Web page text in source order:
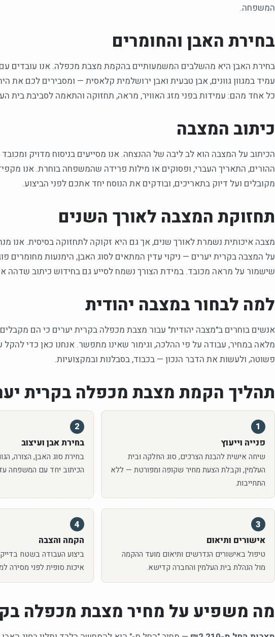
המשפחה.
בחירת האבן והחומרים
בחירת האבן היא מהשלבים המשמעותיים בהקמת מצבת מכפלה. אנו עובדים עם
עמיד במגוון גוונים, אבן טבעית ואבן ירושלמית קלאסית — ומסבירים לכם את
כל אחד מהם: עמידות בפני מזג האוויר, מראה, תחזוקה והתאמה לסביבת בית
כיתוב המצבה
הכיתוב על המצבה הוא לב ליבה של ההנצחה. אנו מסייעים בניסוח מדויק
ההורים, התאריך העברי, ופסוקים או מילות פרידה שהמשפחה בוחרת. אנו
מקובלים ועל דיוק בתאריכים, ובודקים את הנוסח יחד אתכם לפני הביצוע.
תחזוקת המצבה לאורך השנים
מצבה איכותית נשמרת לאורך שנים, אך גם היא זקוקה לתחזוקה בסיסית. אנו
על המצבה בקרית יערים — ניקוי עדין המתאים לסוג האבן, הימנעות מחומרים
שישמור על מראה מכובד. במידת הצורך נשמח לסייע גם בחידוש כיתוב שדהה
למה לבחור במצבה יהודית
אנשים בוחרים ב"מצבה יהודית" עבור מצבת מכפלה בקרית יערים כי הם
מלאה במחיר, עבודה על פי ההלכה, וגימור שאינו מתפשר. אנחנו כאן כדי
פשוטה, ולעשות את הדבר הנכון — בכבוד, בסבלנות ובמקצועיות.
תהליך הקמת מצבת מכפלה בקרית
1
פנייה וייעוץ
שיחה אישית להבנת הצרכים, סוג החלקה ובית
העלמין, וקבלת הצעת מחיר שקופה ומפורטת — ללא
התחייבות.
2
בחירת אבן ועיצוב
בחירת סוג האבן, הצורה,
הכיתוב יחד עם המשפחה
3
אישורים ותיאום
טיפול באישורים הנדרשים ותיאום מועד ההקמה
מול הנהלת בית העלמין והחברה קדישא.
4
הקמה והצבה
ביצוע העבודה בשטח
איכות סופית לפני מסירה
מה משפיע על מחיר מצבת מכפלה